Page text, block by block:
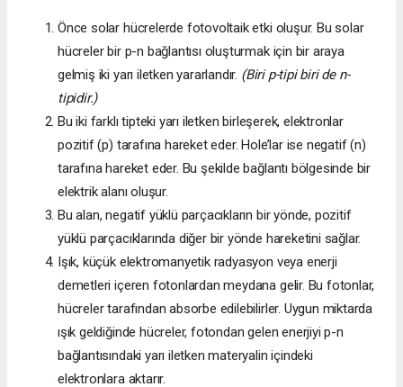
Önce solar hücrelerde fotovoltaik etki oluşur. Bu solar
hücreler bir p-n bağlantısı oluşturmak için bir araya
gelmiş iki yarı iletken yararlandır. (Biri p-tipi biri de n-
tipidir.)
Bu iki farklı tipteki yarı iletken birleşerek, elektronlar
pozitif (p) tarafına hareket eder. Hole’lar ise negatif (n)
tarafına hareket eder. Bu şekilde bağlantı bölgesinde bir
elektrik alanı oluşur.
Bu alan, negatif yüklü parçacıkların bir yönde, pozitif
yüklü parçacıklarında diğer bir yönde hareketini sağlar.
Işık, küçük elektromanyetik radyasyon veya enerji
demetleri içeren fotonlardan meydana gelir. Bu fotonlar,
hücreler tarafından absorbe edilebilirler. Uygun miktarda
ışık geldiğinde hücreler, fotondan gelen enerjiyi p-n
bağlantısındaki yarı iletken materyalin içindeki
elektronlara aktarır.